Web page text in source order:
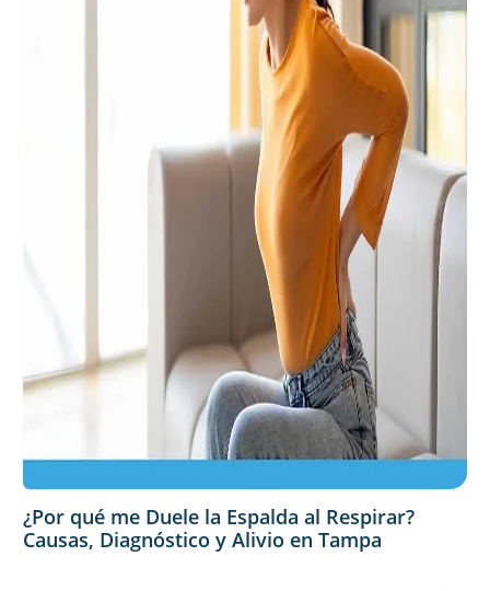
¿Por qué me Duele la Espalda al Respirar?
Causas, Diagnóstico y Alivio en Tampa